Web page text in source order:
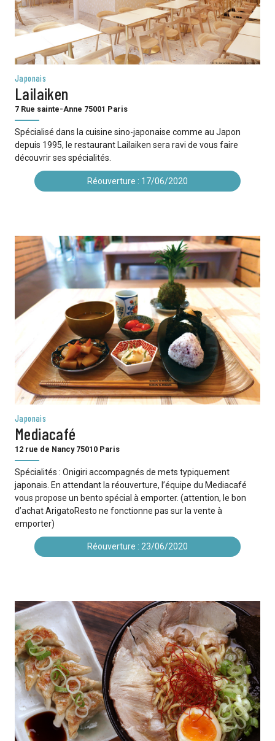
Japonais
Lailaiken
7 Rue sainte-Anne 75001 Paris
Spécialisé dans la cuisine sino-japonaise comme au Japon
depuis 1995, le restaurant Lailaiken sera ravi de vous faire
découvrir ses spécialités.
Réouverture : 17/06/2020
Japonais
Mediacafé
12 rue de Nancy 75010 Paris
Spécialités : Onigiri accompagnés de mets typiquement
japonais. En attendant la réouverture, l’équipe du Mediacafé
vous propose un bento spécial à emporter. (attention, le bon
d’achat ArigatoResto ne fonctionne pas sur la vente à
emporter)
Réouverture : 23/06/2020